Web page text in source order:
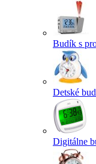
Budík s
Detské
Digitálne